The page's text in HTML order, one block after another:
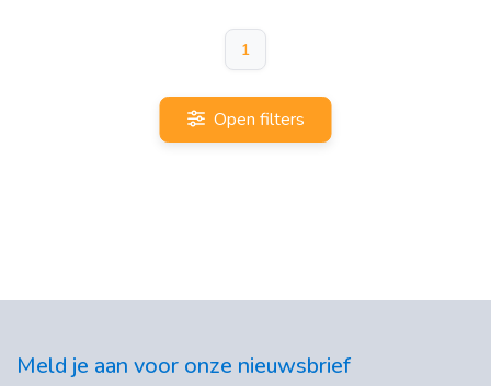
1
Open filters
Meld je aan voor onze nieuwsbrief